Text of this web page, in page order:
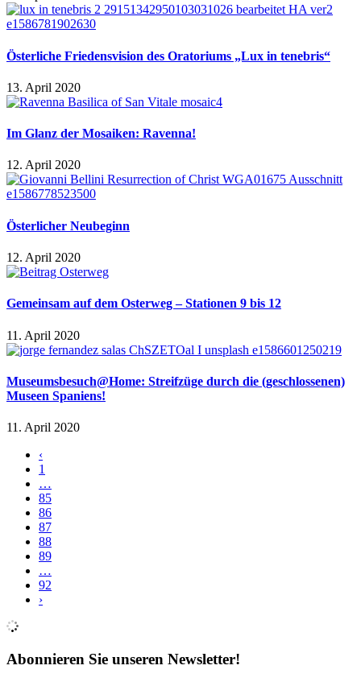
Österliche Friedensvision des Oratoriums „Lux in tenebris“
13. April 2020
Im Glanz der Mosaiken: Ravenna!
12. April 2020
Österlicher Neubeginn
12. April 2020
Gemeinsam auf dem Osterweg – Stationen 9 bis 12
11. April 2020
Museumsbesuch@Home: Streifzüge durch die (geschlossenen)
Museen Spaniens!
11. April 2020
‹
1
…
85
86
87
88
89
…
92
›
Abonnieren Sie unseren Newsletter!